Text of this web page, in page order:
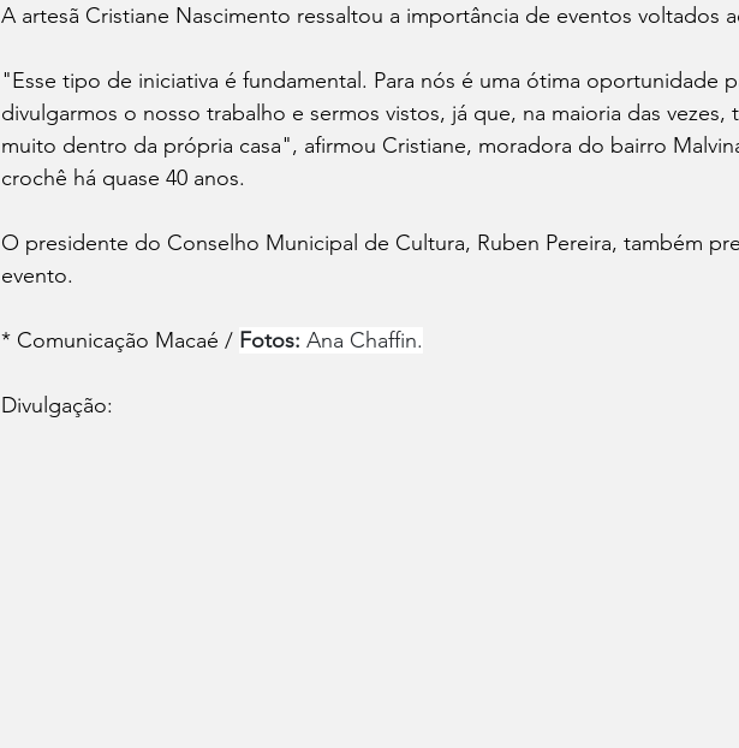
A artesã Cristiane Nascimento ressaltou a importância de eventos voltados
"Esse tipo de iniciativa é fundamental. Para nós é uma ótima oportunidade
divulgarmos o nosso trabalho e sermos vistos, já que, na maioria das vezes,
muito dentro da própria casa", afirmou Cristiane, moradora do bairro
crochê há quase 40 anos.
O presidente do Conselho Municipal de Cultura, Ruben Pereira, também
evento.
* Comunicação Macaé / Fotos: Ana Chaffin.
Divulgação: